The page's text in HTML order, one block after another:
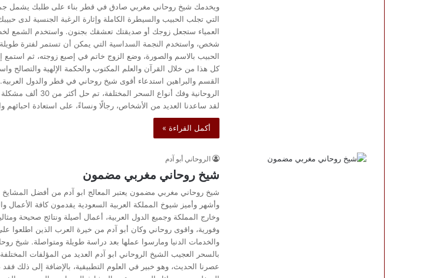
ويخدمك شيخ روحاني مغربي صادق في قطر بناء على طلبك يشمل جميع
التي تجلب الحبيب والسيطرة الكاملة وإثارة الرغبة الجنسية لدى
العمياء ستجعل زوجك أو صديقتك تعشقك بجنون. واستخدم الشمع
شخص، واستخدم النجمة السداسية التي يمكن أن تستمر لفترة
الحبيب بالاسم والصورة، وضع الزوج خاتم في إصبع زوجته، ثم استمع
كل هذا من خلال القرآن والعلم المكتوب والحكمة الإلهية والتصالح
القسم والبراهين استدعاء أقوى شيخ روحاني في قطر والدول
الروحانية وفك أنواع السحر
لقد ساعدنا العديد من الأشخاص، رجالًا ونساءً، على استعادة احبائهم
أكمل القراءة »
الروحاني أبو آدم
شيخ روحاني مغربي مضمون
شيخ روحاني مغربي مضمون يعتبر المعالج ابو آدم من أفضل المشايخ
وأشهر وأميز شيوخ المملكة العربية السعودية يقدمون كافة الأعمال
وخارج المملكة وجميع الدول العربية، أعمال أصيلة ونتائج صحيحة
وفورية، واقوى روحاني وكان أبو آدم من خيرة العرب الذين اطلعوا على
والخدمات الدنيا ومارسوا عملها بعد دراسة طويلة ومتواصلة. شيخ
بالسحر العجيب الشيخ الروحاني ابو آدم العديد من المؤلفات
عصرنا الحديث، وهو خبير في العلوم التطبيقية، بالإضافة إلى ذلك